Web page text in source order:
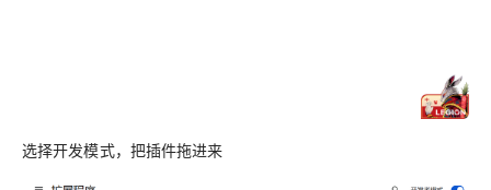
选择开发模式，把插件拖进来